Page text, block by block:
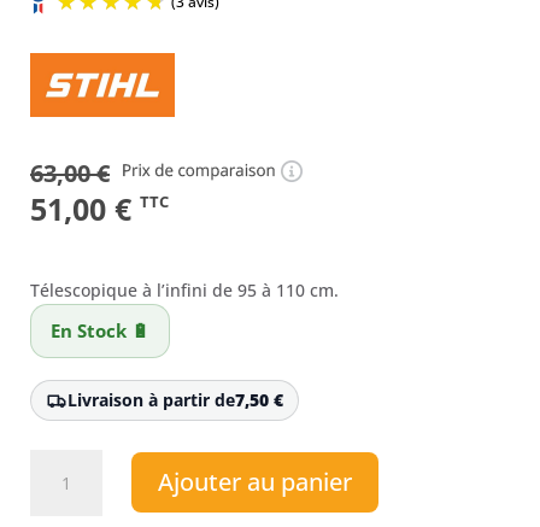
63,00€
Le
initial
était :
63,00 €.
51,00 €Le
actuel
est :
51,00 €.
TTC
Télescopique à l’infini de 95 à 110 cm.
En Stock 🔋
Livraison à partir de7,50 €
Ajouter au panier